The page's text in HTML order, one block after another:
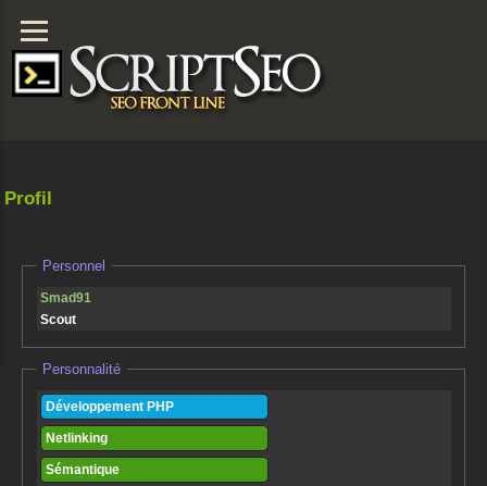
Profil
Personnel
Smad91
Scout
Personnalité
Développement PHP
Netlinking
Sémantique